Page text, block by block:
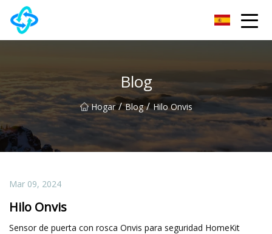
Grupo Co., Ltd de la cerradura de puerta de Chongqing UPVC
Blog
Hogar / Blog / Hilo Onvis
Mar 09, 2024
Hilo Onvis
Sensor de puerta con rosca Onvis para seguridad HomeKit